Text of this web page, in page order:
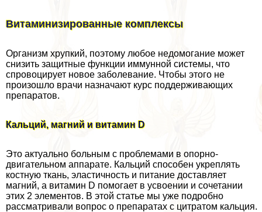
Витаминизированные комплексы
Организм хрупкий, поэтому любое недомогание может
снизить защитные функции иммунной системы, что
спровоцирует новое заболевание. Чтобы этого не
произошло врачи назначают курс поддерживающих
препаратов.
Кальций, магний и витамин D
Это актуально больным с проблемами в опopно-
двигательном аппарате. Кальций способен укреплять
костную ткань, эластичность и питание доставляет
магний, а витамин D помогает в усвоении и сочетании
этих 2 элементов. В этой статье мы уже подробно
рассматривали вопрос о препаратах с цитратом кальция.